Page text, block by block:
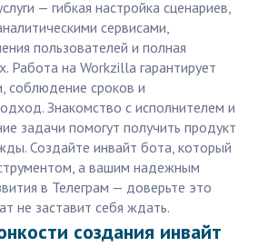
— гибкая настройка сценариев,
сервисами,
пользователей и полная
Работа на Workzilla гарантирует
соблюдение сроков и
Знакомство с исполнителем и
задачи помогут получить продукт
Создайте инвайт бота, который
а вашим надежным
в Телеграм — доверьте это
не заставит себя ждать.
создания инвайт